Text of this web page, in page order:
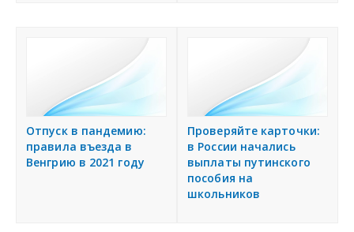
Отпуск в пандемию:
правила въезда в
Венгрию в 2021 году
Проверяйте карточки:
в России начались
выплаты путинского
пособия на
школьников